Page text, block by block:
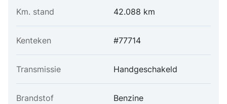
Km. stand 42.088 km
Kenteken #77714
Transmissie Handgeschakeld
Brandstof Benzine